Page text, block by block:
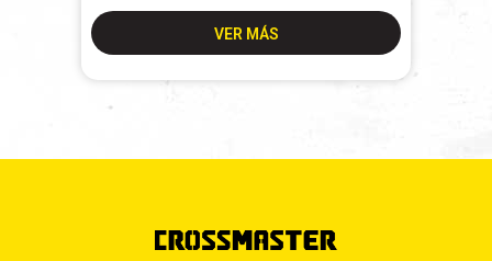
VER MÁS